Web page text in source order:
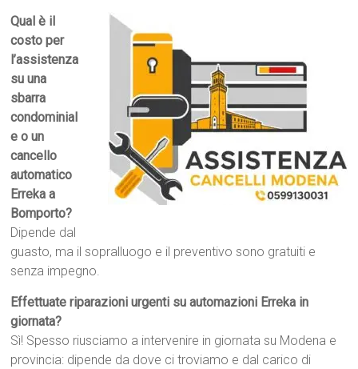
Qual è il
costo per
l’assistenza
su una
sbarra
condominial
e o un
cancello
automatico
Erreka a
Bomporto?
Dipende dal
guasto, ma il sopralluogo e il preventivo sono gratuiti e
senza impegno.
Effettuate riparazioni urgenti su automazioni Erreka in
giornata?
Sì! Spesso riusciamo a intervenire in giornata su Modena e
provincia: dipende da dove ci troviamo e dal carico di